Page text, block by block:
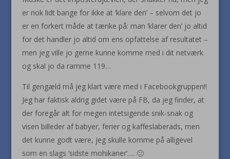
er nok lidt bange for ikke at ‘klare den’ – selvom det jo
er en forkert måde at tænke på: man ‘klarer den’ jo altid
for det handler jo altid om ens opfattelse af resultatet –
men jeg ville jo gerne kunne komme med i dit netværk
og skal jo da ramme 119…
Til gengæld må jeg klart være med i Facebookgruppen!!
Jeg har faktisk aldrig gidet være på FB, da jeg finder, at
der foregår alt for megen intetsigende snik-snak og
visen billeder af babyer, ferier og kaffeslaberads, men
det kunne godt være, jeg skulle komme på alligevel
som en slags ‘sidste mohikaner’…. 🙂